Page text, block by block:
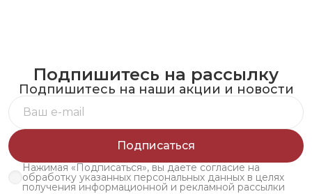
Подпишитесь на рассылку
Подпишитесь на наши акции и новости
Подписаться
Нажимая «Подписаться», вы даете согласие на
обработку указанных персональных данных в целях
получения информационной и рекламной рассылки